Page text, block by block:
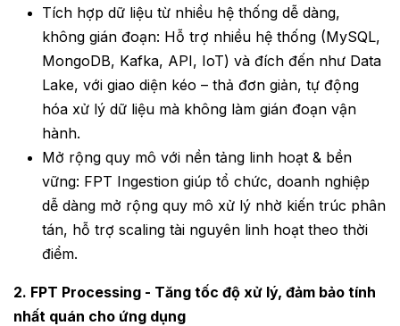
Tích hợp dữ liệu từ nhiều hệ thống dễ dàng,
không gián đoạn: Hỗ trợ nhiều hệ thống (MySQL,
MongoDB, Kafka, API, IoT) và đích đến như Data
Lake, với giao diện kéo – thả đơn giản, tự động
hóa xử lý dữ liệu mà không làm gián đoạn vận
hành.
Mở rộng quy mô với nền tảng linh hoạt & bền
vững: FPT Ingestion giúp tổ chức, doanh nghiệp
dễ dàng mở rộng quy mô xử lý nhờ kiến trúc phân
tán, hỗ trợ scaling tài nguyên linh hoạt theo thời
điểm.
2. FPT Processing - Tăng tốc độ xử lý, đảm bảo tính
nhất quán cho ứng dụng